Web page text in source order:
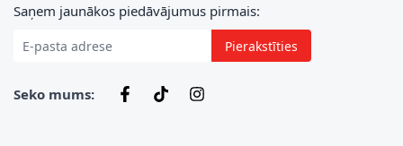
E-pasta adrese
Saņem jaunākos piedāvājumus pirmais:
Pierakstīties
Seko mums: